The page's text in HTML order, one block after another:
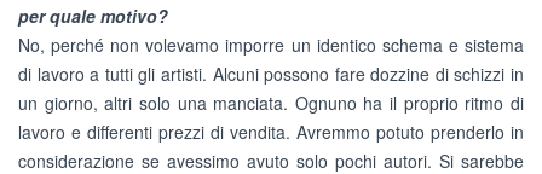
per quale motivo?
No, perché non volevamo imporre un identico schema e sistema
di lavoro a tutti gli artisti. Alcuni possono fare dozzine di schizzi in
un giorno, altri solo una manciata. Ognuno ha il proprio ritmo di
lavoro e differenti prezzi di vendita. Avremmo potuto prenderlo in
considerazione se avessimo avuto solo pochi autori. Si sarebbe